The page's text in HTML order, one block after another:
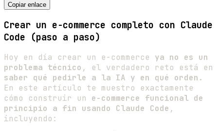
Copiar enlace
Crear un e-commerce completo con Claude
Code (paso a paso)
Hoy en día crear un e-commerce ya no es un
problema técnico , el verdadero reto está en
saber qué pedirle a la IA y en qué orden .
En este artículo te muestro exactamente
cómo construir un e-commerce funcional de
principio a fin usando Claude Code ,
incluyendo: